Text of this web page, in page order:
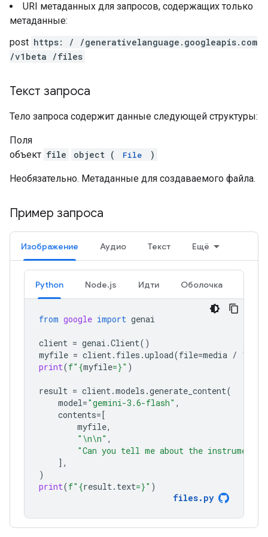
URI метаданных для запросов, содержащих только
метаданные:
post https: / /generativelanguage.googleapis.com
/v1beta /files
Текст запроса
Тело запроса содержит данные следующей структуры:
Поля
объект file object ( File )
Необязательно. Метаданные для создаваемого файла.
Пример запроса
Изображение Аудио Текст Ещё
Python Node.js Идти Оболочка
from google import genai
client = genai .Client()
myfile = client. files .upload(file=media /
print(f" {myfile=}" )
result = client.models .generate_content(
model="gemini-3.6-flash" ,
contents=[
myfile,
" \n\n" ,
"Can you tell me about the
],
)
print(f" {result. text=}" )
files. py